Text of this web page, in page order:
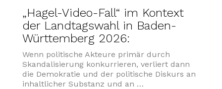
„Hagel-Video-Fall“ im Kontext
der Landtagswahl in Baden-
Württemberg 2026:
Wenn politische Akteure primär durch
Skandalisierung konkurrieren, verliert dann
die Demokratie und der politische Diskurs an
inhaltlicher Substanz und an …